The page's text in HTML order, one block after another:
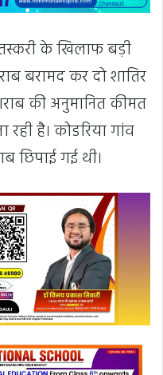
के खिलाफ बड़ी
बरामद कर दो शातिर
की अनुमानित कीमत
है। कोडरिया गांव
छिपाई गई थी।